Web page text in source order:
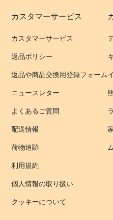
カスタマーサービス
カスタマーサービス
返品ポリシー
返品や商品交換用登録フォーム
ニュースレター
よくあるご質問
配送情報
荷物追跡
利用規約
個人情報の取り扱い
クッキーについて